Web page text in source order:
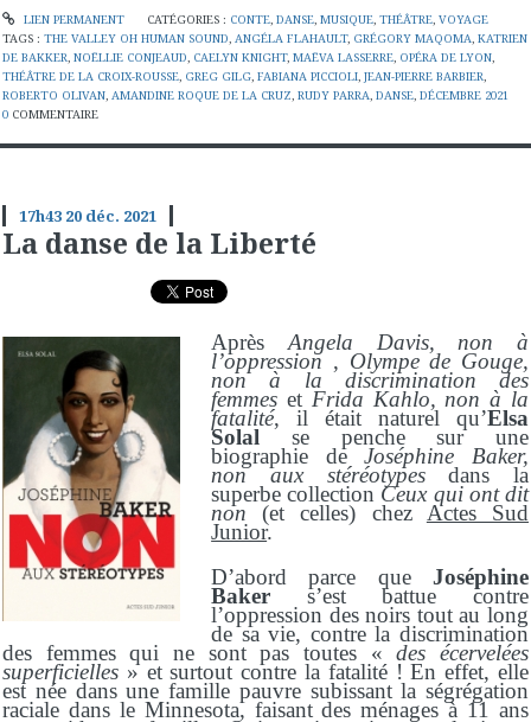
LIEN PERMANENT CATÉGORIES : CONTE, DANSE, MUSIQUE, THÉÂTRE, VOYAGE
TAGS : THE VALLEY OH HUMAN SOUND, ANGÉLA FLAHAULT, GRÉGORY MAQOMA, KATRIEN
DE BAKKER, NOËLLIE CONJEAUD, CAELYN KNIGHT, MAËVA LASSERRE, OPÉRA DE LYON,
THÉÂTRE DE LA CROIX-ROUSSE, GREG GILG, FABIANA PICCIOLI, JEAN-PIERRE BARBIER,
ROBERTO OLIVAN, AMANDINE ROQUE DE LA CRUZ, RUDY PARRA, DANSE, DÉCEMBRE 2021
0 COMMENTAIRE
17h43 20 déc. 2021
La danse de la Liberté
Après Angela Davis, non à
l’oppression , Olympe de Gouge,
non à la discrimination des
femmes et Frida Kahlo, non à la
fatalité, il était naturel qu’Elsa
Solal se penche sur une
biographie deJoséphine Baker,
non aux stéréotypesdans la
superbe collection Ceux qui ont dit
non(et celles) chez Actes Sud
Junior.
D’abord parce que Joséphine
Baker s’est battue contre
l’oppression des noirs tout au long
de sa vie, contre la discrimination
des femmes qui ne sont pas toutes «des écervelées
superficielles » et surtout contre la fatalité ! En effet, elle
est née dans une famille pauvre subissant la ségrégation
raciale dans le Minnesota, faisant des ménages à 11 ans